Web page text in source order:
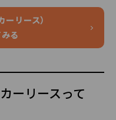
リース）
る
ーリースって